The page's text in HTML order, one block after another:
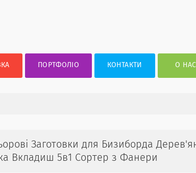
ПОРТФОЛІО КОНТАКТИ О НАС
Заготовки для Бизиборда
Вкладиш 5в1 Сортер з Фанери